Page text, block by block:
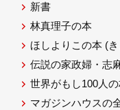
新書
林真理子の本
ほしよりこの本 (
伝説の家政婦・志
世界がもし100人
マガジンハウスの